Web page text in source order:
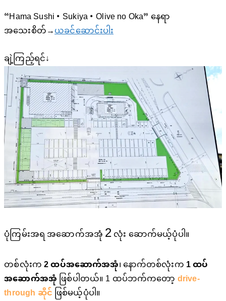
“Hama Sushi・Sukiya・Olive no Oka” နေရာ
အသေးစိတ်→ယခင်ဆောင်းပါး
ချဲ့ကြည့်ရင်↓
ပုံကြမ်းအရ အဆောက်အအုံ2လုံး ဆောက်မယ့်ပုံပါ။
တစ်လုံးက2 ထပ်အဆောက်အအုံ၊ နောက်တစ်လုံးက1 ထပ်
အဆောက်အအုံဖြစ်ပါတယ်။ 1 ထပ်ဘက်ကတော့drive-
through ဆိုင်ဖြစ်မယ့်ပုံပါ။